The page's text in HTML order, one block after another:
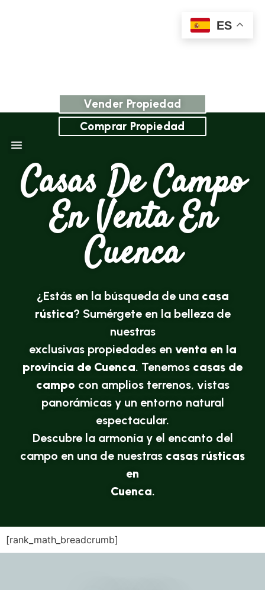
Vender Propiedad
Comprar Propiedad
Casas De Campo
En Venta En
Cuenca
¿Estás en la búsqueda de una casa
rústica? Sumérgete en la belleza de
nuestras
exclusivas propiedades en venta en la
provincia de Cuenca. Tenemos casas de
campo con amplios terrenos, vistas
panorámicas y un entorno natural
espectacular.
Descubre la armonía y el encanto del
campo en una de nuestras casas rústicas
en
Cuenca.
[rank_math_breadcrumb]
ES